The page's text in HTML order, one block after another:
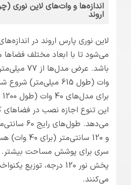
اندازه‌ها و وات‌های لاین نوری
اروند
لاین نوری پارس اروند در
می‌شود تا با ابعاد مختلف فضاها
این تنوع اجازه نصب در فضاهای
و 120
سری برای پوشش مساحت بیشتر.
پخش نور 120 درجه،
می‌کنند.